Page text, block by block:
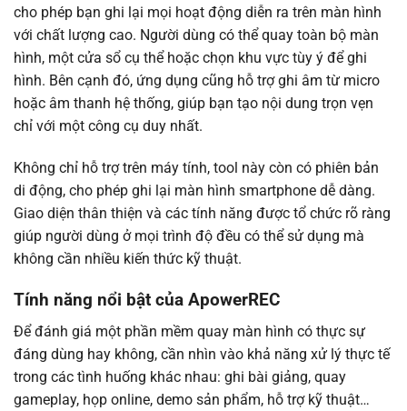
cho phép bạn ghi lại mọi hoạt động diễn ra trên màn hình
với chất lượng cao. Người dùng có thể quay toàn bộ màn
hình, một cửa sổ cụ thể hoặc chọn khu vực tùy ý để ghi
hình. Bên cạnh đó, ứng dụng cũng hỗ trợ ghi âm từ micro
hoặc âm thanh hệ thống, giúp bạn tạo nội dung trọn vẹn
chỉ với một công cụ duy nhất.
Không chỉ hỗ trợ trên máy tính, tool này còn có phiên bản
di động, cho phép ghi lại màn hình smartphone dễ dàng.
Giao diện thân thiện và các tính năng được tổ chức rõ ràng
giúp người dùng ở mọi trình độ đều có thể sử dụng mà
không cần nhiều kiến thức kỹ thuật.
Tính năng nổi bật của ApowerREC
Để đánh giá một phần mềm quay màn hình có thực sự
đáng dùng hay không, cần nhìn vào khả năng xử lý thực tế
trong các tình huống khác nhau: ghi bài giảng, quay
gameplay, họp online, demo sản phẩm, hỗ trợ kỹ thuật…